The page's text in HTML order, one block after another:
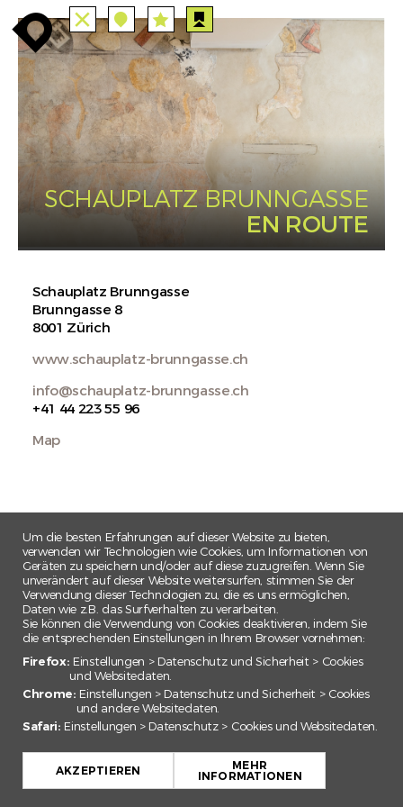
enroute enroute ALLE station STATIONEN route ROUTEN
event EVENTS agenda FILTER enroute INFO
+
close station angebote anreise
SCHAUPLATZ BRUNNGASSE
EN ROUTE
Schauplatz Brunngasse
Brunngasse 8
8001 Zürich
www.schauplatz-brunngasse.ch
info@schauplatz-brunngasse.ch
+41 44 223 55 96
Map
Um die besten Erfahrungen auf dieser Website zu bieten,
verwenden wir Technologien wie Cookies, um Informationen von
Geräten zu speichern und/oder auf diese zuzugreifen. Wenn Sie
unverändert auf dieser Website weitersurfen, stimmen Sie der
Verwendung dieser Technologien zu, die es uns ermöglichen,
Daten wie z.B. das Surfverhalten zu verarbeiten.
Sie können die Verwendung von Cookies deaktivieren, indem Sie
die entsprechenden Einstellungen in Ihrem Browser vornehmen:
Firefox: Einstellungen > Datenschutz und Sicherheit > Cookies
und Websitedaten.
Chrome: Einstellungen > Datenschutz und Sicherheit > Cookies
und andere Websitedaten.
Safari: Einstellungen > Datenschutz > Cookies und Websitedaten.
AKZEPTIEREN MEHR
INFORMATIONEN